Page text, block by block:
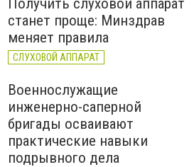
Получить слуховой аппарат
станет проще: Минздрав
меняет правила
СЛУХОВОЙ АППАРАТ
Военнослужащие
инженерно-саперной
бригады осваивают
практические навыки
подрывного дела